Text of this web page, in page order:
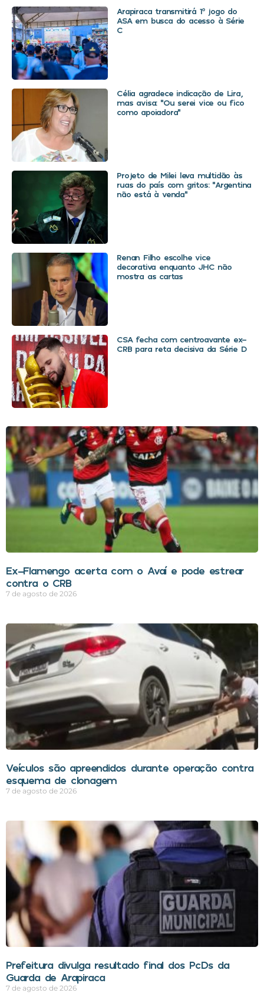
Arapiraca transmitirá 1º jogo do
ASA em busca do acesso à Série
C
Célia agradece indicação de Lira,
mas avisa: “Ou serei vice ou fico
como apoiadora”
Projeto de Milei leva multidão às
ruas do país com gritos: “Argentina
não está à venda”
Renan Filho escolhe vice
decorativa enquanto JHC não
mostra as cartas
CSA fecha com centroavante ex-
CRB para reta decisiva da Série D
Ex-Flamengo acerta com o Avaí e pode estrear
contra o CRB
7 de agosto de 2026
Veículos são apreendidos durante operação contra
esquema de clonagem
7 de agosto de 2026
Prefeitura divulga resultado final dos PcDs da
Guarda de Arapiraca
7 de agosto de 2026